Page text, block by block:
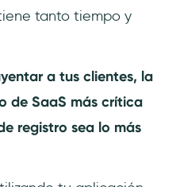
tanto tiempo y
a tus clientes, la
de SaaS más crítica
registro sea lo más